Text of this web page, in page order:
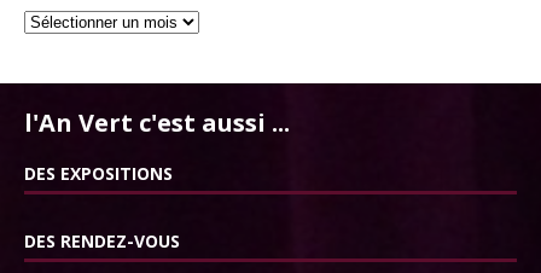
l'An Vert c'est aussi ...
DES EXPOSITIONS
DES RENDEZ-VOUS